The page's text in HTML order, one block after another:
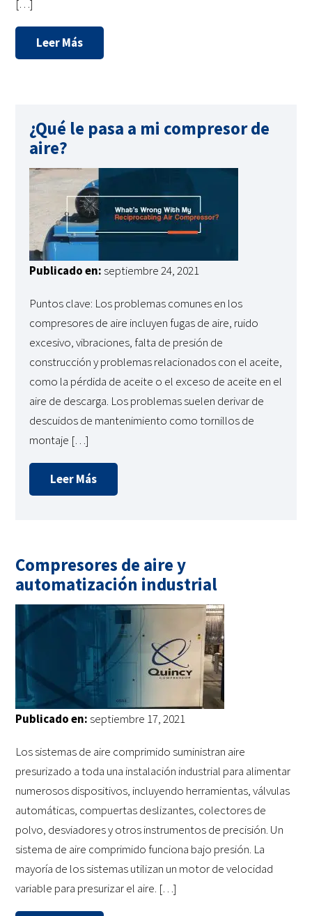
[…]
Leer Más
¿Qué le pasa a mi compresor de
aire?
Publicado en:septiembre 24, 2021
Puntos clave: Los problemas comunes en los
compresores de aire incluyen fugas de aire, ruido
excesivo, vibraciones, falta de presión de
construcción y problemas relacionados con el aceite,
como la pérdida de aceite o el exceso de aceite en el
aire de descarga. Los problemas suelen derivar de
descuidos de mantenimiento como tornillos de
montaje […]
Leer Más
Compresores de aire y
automatización industrial
Publicado en:septiembre 17, 2021
Los sistemas de aire comprimido suministran aire
presurizado a toda una instalación industrial para alimentar
numerosos dispositivos, incluyendo herramientas, válvulas
automáticas, compuertas deslizantes, colectores de
polvo, desviadores y otros instrumentos de precisión. Un
sistema de aire comprimido funciona bajo presión. La
mayoría de los sistemas utilizan un motor de velocidad
variable para presurizar el aire. […]